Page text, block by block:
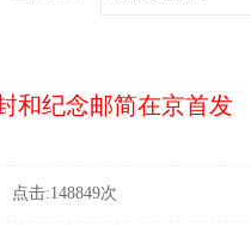
和纪念邮简在京首发
击:148849次